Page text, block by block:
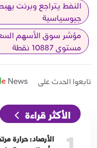
جيوسياسية
مستوى 10887 نقطة
تابعوا الحدث على
الأكثر قراءة
الأرصاد: حرارة